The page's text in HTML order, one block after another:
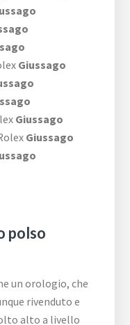
Giussago
Giussago
Giussago
polso
un orologio, che
rivenduto e
alto a livello